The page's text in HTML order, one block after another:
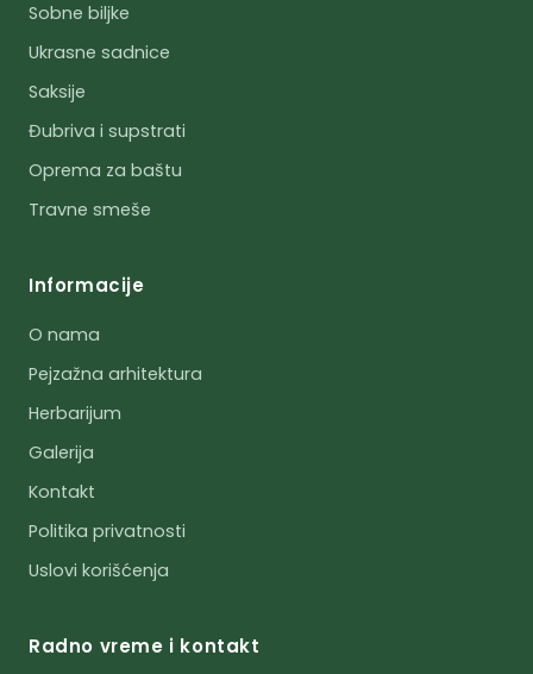
Sobne biljke
Ukrasne sadnice
Saksije
Đubriva i supstrati
Oprema za baštu
Travne smeše
Informacije
O nama
Pejzažna arhitektura
Herbarijum
Galerija
Kontakt
Politika privatnosti
Uslovi korišćenja
Radno vreme i kontakt